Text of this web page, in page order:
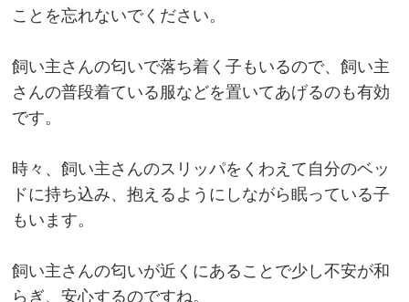
ことを忘れないでください。
飼い主さんの匂いで落ち着く子もいるので、飼い主
さんの普段着ている服などを置いてあげるのも有効
です。
時々、飼い主さんのスリッパをくわえて自分のベッ
ドに持ち込み、抱えるようにしながら眠っている子
もいます。
飼い主さんの匂いが近くにあることで少し不安が和
らぎ、安心するのですね。